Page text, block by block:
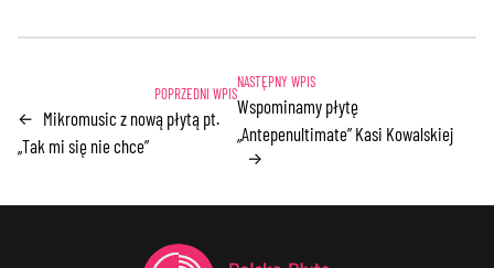
← Mikromusic z nową płytą pt.
„Tak mi się nie chce”
Wspominamy płytę
„Antepenultimate” Kasi Kowalskiej
→